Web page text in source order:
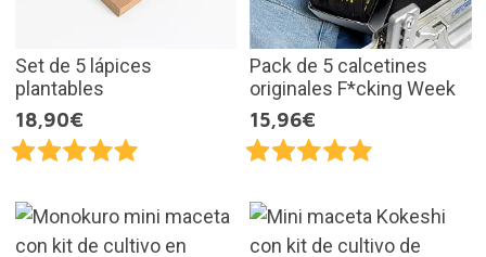
Set de 5 lápices
plantables
18,90€
Pack de 5 calcetines
originales F*cking Week
15,96€